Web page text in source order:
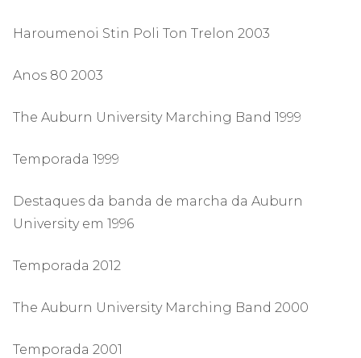
Haroumenoi Stin Poli Ton Trelon 2003
Anos 80 2003
The Auburn University Marching Band 1999
Temporada 1999
Destaques da banda de marcha da Auburn
University em 1996
Temporada 2012
The Auburn University Marching Band 2000
Temporada 2001